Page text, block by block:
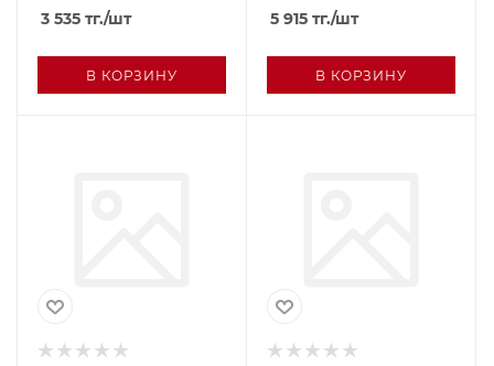
3 535 тг./шт
В КОРЗИНУ
5 915 тг./шт
В КОРЗИНУ